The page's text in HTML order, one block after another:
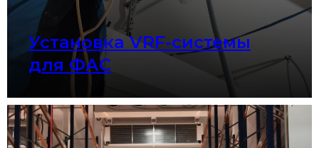
Установка VRF-системы
для ФАС